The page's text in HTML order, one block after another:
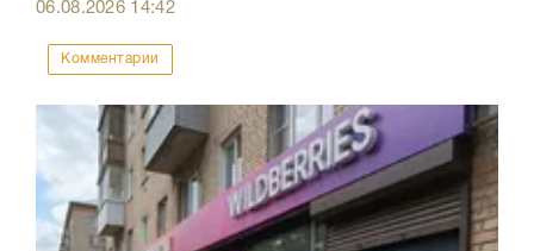
06.08.2026 14:42
Комментарии